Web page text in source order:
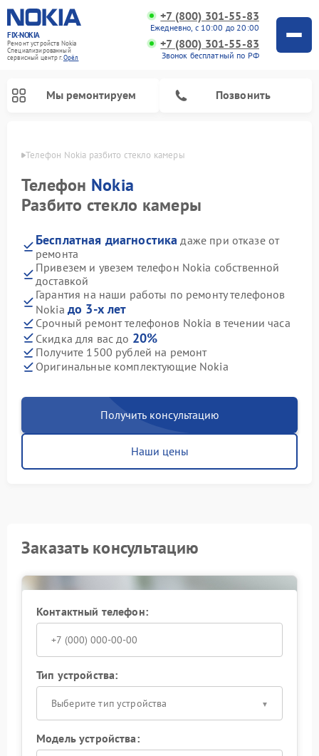
FIX-NOKIA
Ремонт устройств Nokia
Специализированный
cервисный центр г.Орёл
+7 (800) 301-55-83
Ежедневно, с 10:00 до 20:00
+7 (800) 301-55-83
Звонок бесплатный по РФ
Мы ремонтируем Позвонить
Телефон Nokia разбито стекло камеры
Телефон Nokia
Разбито стекло камеры
Бесплатная диагностика даже при отказе от
ремонта
Привезем и увезем телефон Nokia собственной
доставкой
Гарантия на наши работы по ремонту телефонов
Nokia до 3-х лет
Срочный ремонт телефонов Nokia в течении часа
Скидка для вас до 20%
Получите 1500 рублей на ремонт
Оригинальные комплектующие Nokia
Получить консультацию
Наши цены
Заказать консультацию
Контактный телефон:
Тип устройства:
Выберите тип устройства
Модель устройства: